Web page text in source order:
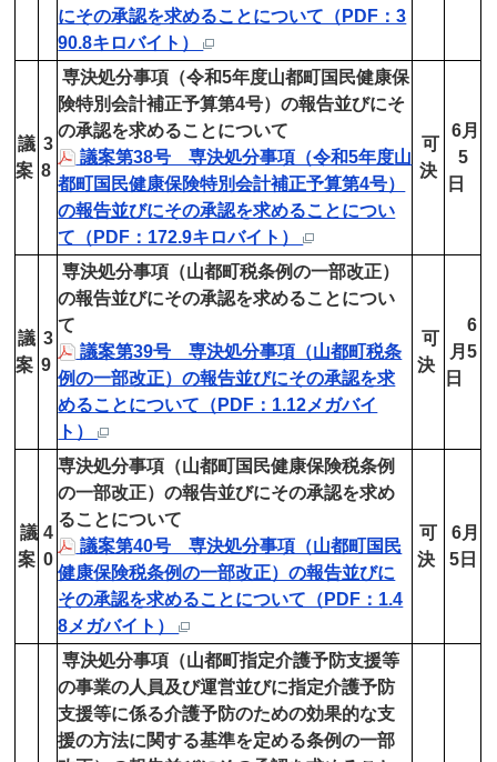
にその承認を求めることについて（PDF：3
90.8キロバイト）
議
案
3
8
専決処分事項（令和5年度山都町国民健康保
険特別会計補正予算第4号）の報告並びにそ
の承認を求めることについて
議案第38号 専決処分事項（令和5年度山
都町国民健康保険特別会計補正予算第4号）
の報告並びにその承認を求めることについ
て（PDF：172.9キロバイト）
可
決
6月
5
日
議
案
3
9
専決処分事項（山都町税条例の一部改正）
の報告並びにその承認を求めることについ
て
議案第39号 専決処分事項（山都町税条
例の一部改正）の報告並びにその承認を求
めることについて（PDF：1.12メガバイ
ト）
可
決
6
月5
日
議
案
4
0
専決処分事項（山都町国民健康保険税条例
の一部改正）の報告並びにその承認を求め
ることについて
議案第40号 専決処分事項（山都町国民
健康保険税条例の一部改正）の報告並びに
その承認を求めることについて（PDF：1.4
8メガバイト）
可
決
6月
5日
専決処分事項（山都町指定介護予防支援等
の事業の人員及び運営並びに指定介護予防
支援等に係る介護予防のための効果的な支
援の方法に関する基準を定める条例の一部